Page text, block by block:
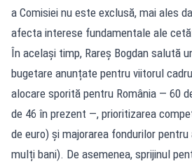
a Comisiei nu este exclusă, mai ales
afecta interese fundamentale ale
În același timp, Rareș Bogdan salută
bugetare anunțate pentru viitorul
alocare sporită pentru România — 60
de 46 în prezent —, prioritizarea
de euro) și majorarea fondurilor
mulți bani). De asemenea, sprijinul